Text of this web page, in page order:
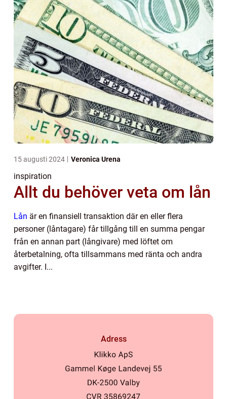
15 augusti 2024 Veronica Urena
inspiration
Allt du behöver veta om lån
Lån är en finansiell transaktion där en eller flera
personer (låntagare) får tillgång till en summa pengar
från en annan part (långivare) med löftet om
återbetalning, ofta tillsammans med ränta och andra
avgifter. I...
Adress